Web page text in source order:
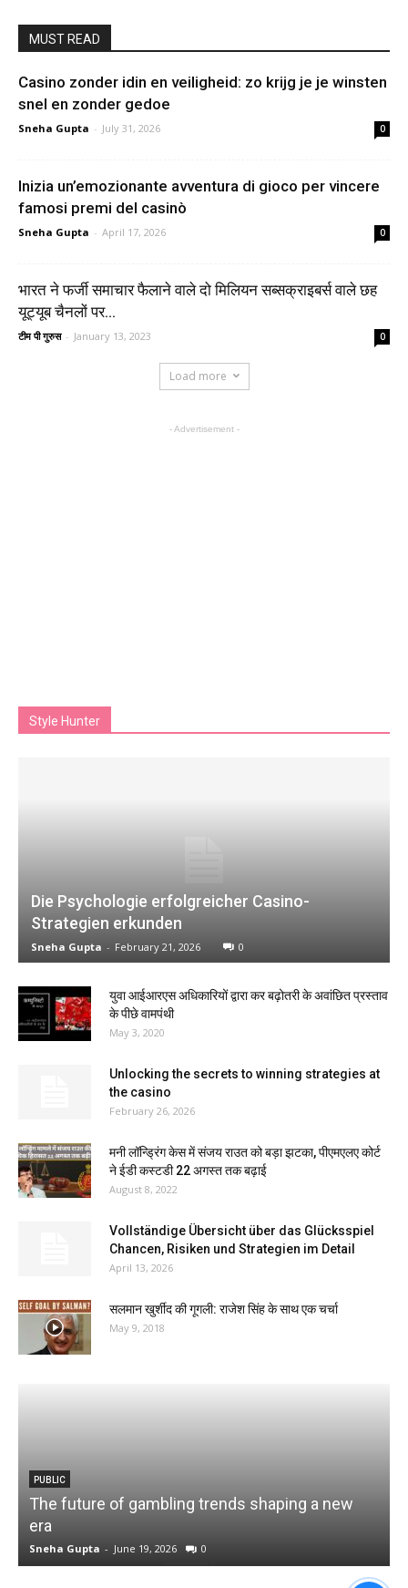
MUST READ
Casino zonder idin en veiligheid: zo krijg je je winsten
snel en zonder gedoe
Sneha Gupta - July 31, 2026 0
Inizia un’emozionante avventura di gioco per vincere
famosi premi del casinò
Sneha Gupta - April 17, 2026 0
भारत ने फर्जी समाचार फैलाने वाले दो मिलियन सब्सक्राइबर्स वाले छह
यूट्यूब चैनलों पर...
टीम पी गुरुस - January 13, 2023 0
Load more
- Advertisement -
Style Hunter
Die Psychologie erfolgreicher Casino-
Strategien erkunden
Sneha Gupta - February 21, 2026 0
युवा आईआरएस अधिकारियों द्वारा कर बढ़ोतरी के अवांछित प्रस्ताव
के पीछे वामपंथी
May 3, 2020
Unlocking the secrets to winning strategies at
the casino
February 26, 2026
मनी लॉन्ड्रिंग केस में संजय राउत को बड़ा झटका, पीएमएलए कोर्ट
ने ईडी कस्टडी 22 अगस्त तक बढ़ाई
August 8, 2022
Vollständige Übersicht über das Glücksspiel
Chancen, Risiken und Strategien im Detail
April 13, 2026
सलमान खुर्शीद की गूगली: राजेश सिंह के साथ एक चर्चा
May 9, 2018
PUBLIC
The future of gambling trends shaping a new
era
Sneha Gupta - June 19, 2026 0